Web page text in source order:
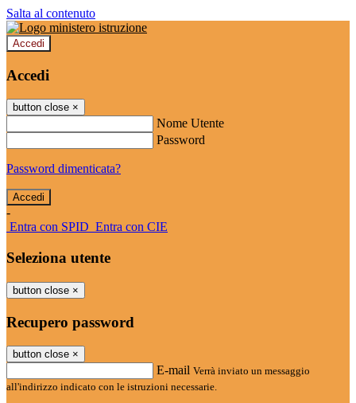
Salta al contenuto
Accedi
Accedi
button close ×
Nome Utente
Password
Password dimenticata?
-
Entra con SPID Entra con CIE
Seleziona utente
button close ×
Recupero password
button close ×
E-mail Verrà inviato un messaggio
all'indirizzo indicato con le istruzioni necessarie.